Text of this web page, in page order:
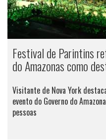
Festival de Parintins
do Amazonas como
Visitante de Nova York
evento do Governo do
pessoas